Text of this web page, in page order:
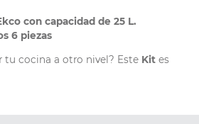
con capacidad de 25 L.
6 piezas
tu cocina a otro nivel? Este Kit es